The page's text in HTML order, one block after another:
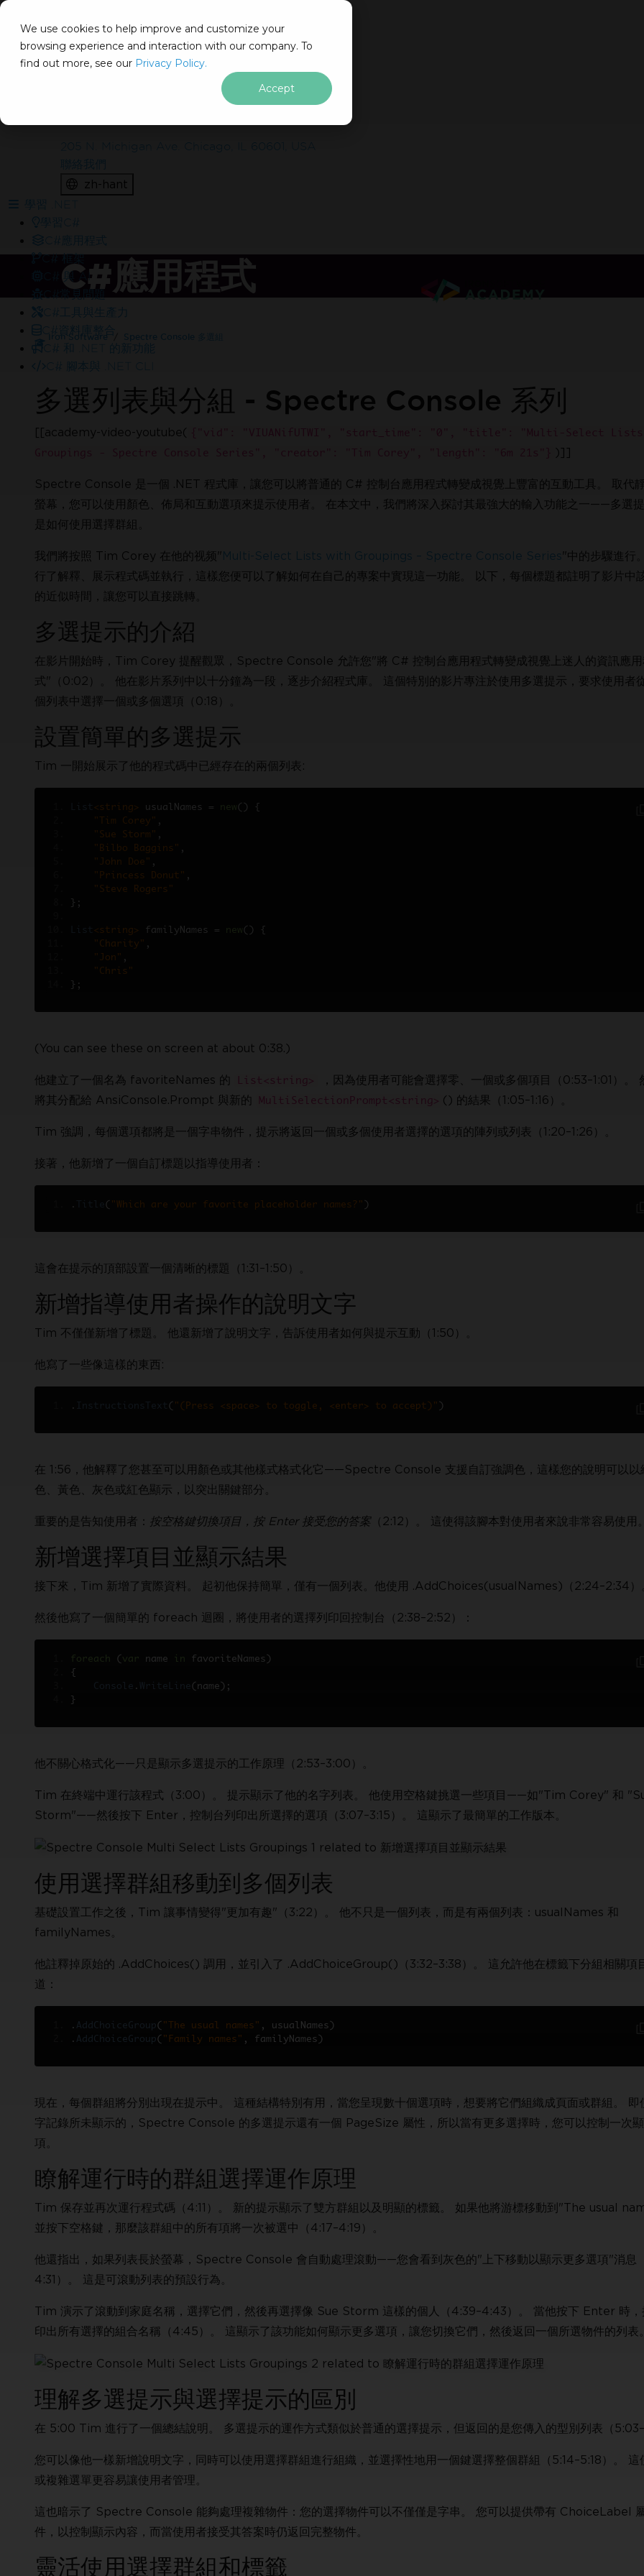
We use cookies to help improve and customize your
browsing experience and interaction with our company. To
find out more, see our Privacy Policy.
Accept
IRONSOFTWARE
產品
企業
zh-hant
C# 框架
C# 與 AI
C#工具與生產力
C#資料庫整合
C# 和 .NET 的新功能
C# 腳本與 .NET CLI
C#應用程式
Iron Software Spectre Console 多選組
多選列表與分組 - Spectre Console 系列
[[academy-video-youtube(
)]]
Spectre Console 是一個 .NET 程式庫，讓您可以將普通的 C# 控制台應用程式轉變成視覺上豐富的互動工具。 取代
螢幕，您可以使用顏色、佈局和互動選項來提示使用者。 在本文中，我們將深入探討其最強大的輸入功能之一——多選
是如何使用選擇群組。
我們將按照 Tim Corey 在他的视频"Multi-Select Lists with Groupings – Spectre Console Series"中的步驟進行
行了解釋、展示程式碼並執行，這樣您便可以了解如何在自己的專案中實現這一功能。 以下，每個標題都註明了影片中
的近似時間，讓您可以直接跳轉。
多選提示的介紹
在影片開始時，Tim Corey 提醒觀眾，Spectre Console 允許您"將 C# 控制台應用程式轉變成視覺上迷人的資訊應
式"（0:02）。 他在影片系列中以十分鐘為一段，逐步介紹程式庫。 這個特別的影片專注於使用多選提示，要求使用者
個列表中選擇一個或多個選項（0:18）。
設置簡單的多選提示
Tim 一開始展示了他的程式碼中已經存在的兩個列表:
<string> usualNames = ()
{
"Tim Corey" ,
"Sue Storm" ,
"Bilbo Baggins" ,
"John Doe" ,
"Princess Donut" ,
"Steve Rogers"
};
<string> familyNames = new ()
{
"Charity" ,
"Jon" ,
"Chris"
};
(You can see these on screen at about 0:38.)
他建立了一個名為 favoriteNames 的 List<string>
，因為使用者可能會選擇零、一個或多個項目（0:53–1:01）。
將其分配給 AnsiConsole.Prompt 與新的
MultiSelectionPrompt<string> () 的結果（1:05–1:16）。
Tim 強調，每個選項都將是一個字串物件，提示將返回一個或多個使用者選擇的選項的陣列或列表（1:20–1:26）。
接著，他新增了一個自訂標題以指導使用者：
. ( "Which are your favorite placeholder names?" )
這會在提示的頂部設置一個清晰的標題（1:31–1:50）。
新增指導使用者操作的說明文字
Tim 不僅僅新增了標題。 他還新增了說明文字，告訴使用者如何與提示互動（1:50）。
他寫了一些像這樣的東西:
. ( "(Press <space> to toggle, <enter> to accept)" )
在 1:56，他解釋了您甚至可以用顏色或其他樣式格式化它——Spectre Console 支援自訂強調色，這樣您的說明可以以
色、黃色、灰色或紅色顯示，以突出關鍵部分。
重要的是告知使用者： 按空格鍵切換項目，按 Enter 接受您的答案（2:12）。 這使得該腳本對使用者來說非常容易使用
新增選擇項目並顯示結果
接下來，Tim 新增了實際資料。 起初他保持簡單，僅有一個列表。他使用 .AddChoices(usualNames)（2:24–2:34）
然後他寫了一個簡單的 foreach 迴圈，將使用者的選擇列印回控制台（2:38–2:52）：
foreach ( var name in favoriteNames )
{
Console . WriteLine ( name );
}
他不關心格式化——只是顯示多選提示的工作原理（2:53–3:00）。
Tim 在終端中運行該程式（3:00）。 提示顯示了他的名字列表。 他使用空格鍵挑選一些項目——如"Tim Corey" 和
Storm"——然後按下 Enter，控制台列印出所選擇的選項（3:07–3:15）。 這顯示了最簡單的工作版本。
使用選擇群組移動到多個列表
基礎設置工作之後，Tim 讓事情變得"更加有趣"（3:22）。 他不只是一個列表，而是有兩個列表：usualNames 和
familyNames。
他註釋掉原始的 .AddChoices() 調用，並引入了 .AddChoiceGroup()（3:32–3:38）。 這允許他在標籤下分組相關項
道：
. AddChoiceGroup( "The usual names" , usualNames )
. AddChoiceGroup( "Family names" , familyNames )
現在，每個群組將分別出現在提示中。 這種結構特別有用，當您呈現數十個選項時，想要將它們組織成頁面或群組。 即
字記錄所未顯示的，Spectre Console 的多選提示還有一個 PageSize 屬性，所以當有更多選擇時，您可以控制一次
項。
瞭解運行時的群組選擇運作原理
Tim 保存並再次運行程式碼（4:11）。 新的提示顯示了雙方群組以及明顯的標籤。 如果他將游標移動到"The usual
並按下空格鍵，那麼該群組中的所有項將一次被選中（4:17–4:19）。
他還指出，如果列表長於螢幕，Spectre Console 會自動處理滾動——您會看到灰色的"上下移動以顯示更多選項"消息
4:31）。 這是可滾動列表的預設行為。
Tim 演示了滾動到家庭名稱，選擇它們，然後再選擇像 Sue Storm 這樣的個人（4:39–4:43）。 當他按下 Enter 時，
印出所有選擇的組合名稱（4:45）。 這顯示了該功能如何顯示更多選項，讓您切換它們，然後返回一個所選物件的列表
理解多選提示與選擇提示的區別
在 5:00 Tim 進行了一個總結說明。 多選提示的運作方式類似於普通的選擇提示，但返回的是您傳入的型別列表（
您可以像他一樣新增說明文字，同時可以使用選擇群組進行組織，並選擇性地用一個鍵選擇整個群組（5:14–5:18）。 這
或複雜選單更容易讓使用者管理。
這也暗示了 Spectre Console 能夠處理複雜物件：您的選擇物件可以不僅僅是字串。 您可以提供帶有 ChoiceLabel
件，以控制顯示內容，而當使用者接受其答案時仍返回完整物件。
靈活使用選擇群組和標籤
想免費將 IronSuite 部署到實際專
案中嗎？
在生產環境中無水印測試
30 天完整功能產品
試用期間24/5技術支援
24/5在線
需要協助嗎？
我們的銷售團隊很樂意為您效勞。